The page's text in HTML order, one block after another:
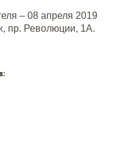
– 08 апреля 2019
пр. Революции, 1А.